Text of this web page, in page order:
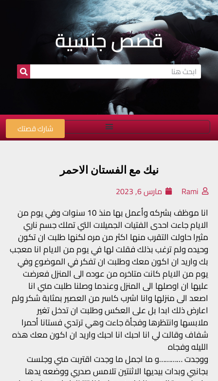
قصص جنسية
شارك قصتك
نيك مع الفستان الاحمر
Rami مارس 6, 2023
انا موظف بشركه وأعمل بها منذ 10 سنوات وفي يوم من
الايام جاءت احدى الفتيات الجميلات التي تملك جسم ناري
مثيرا حاولت التقرب منها اكثر من مره لكنها طلبت ان تكون
وحيده ولم ترغب بذلك فقلت لها في يوم من الايام انا معجب
بك واريد ان اكون معك وطلبت ان تفكر في الموضوع وفي
يوم من الايام كانت متاخره من عوده الى المنزل فعرضت
عليها ان اوصلها الى المنزل وعندما وصلنا طلبت مني انا
اصعد الى منزلها وانا اشرب كاسر من العصير بمثابة شكر ولم
اعارض ذلك ابدا بل على العكس وطلبت ان تدخل تغير
ملابسها وانتظرها وفجأة جاءت وهي ترتدي فستانا أحمرا
شفاف وقالت لي انا احبك انا احبك واريد ان اكون معك هذه
الليله وفجاه
ووجدت …………و ما اجمل ما وجدت اقتربت مني وجلست
بجانبي وبدات بيديها الاثنتين تلامس صدري ووضعه يدها